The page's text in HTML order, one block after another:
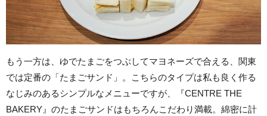
もう一方は、ゆでたまごをつぶしてマヨネーズで合える、関東
では定番の「たまごサンド」。こちらのタイプは私も良く作る
なじみのあるシンプルなメニューですが、『CENTRE THE
BAKERY』のたまごサンドはもちろんこだわり満載。綿密に計